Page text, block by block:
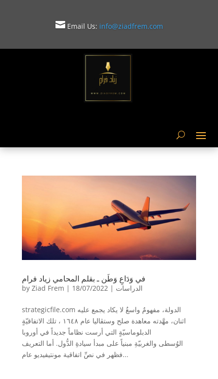
Email Us: info@ziadfrem.com

في وَدَاعِ وَطَن ـ بقلم المحامي زياد فرام
by Ziad Frem | 18/07/2022| الدراسات
strategicfile.com الدولة، مفهومٌ واسعٌ لا يكاد يجمع عليه
اثنان، مهَّدته معاهدة صلح وستڤاليا عام ١٦٤٨ ، تلك الاتفاقيّةٍ
الدبلوماسيّةٍ التي أرست نظاماً جديداً في أوروبا
الوُسطى والغربيّةِ مبنياً على مبدأ سيادةِ الدُّول. أما التعريف
فظهر في نصِّ اتفاقية مونتيفيديو عام...